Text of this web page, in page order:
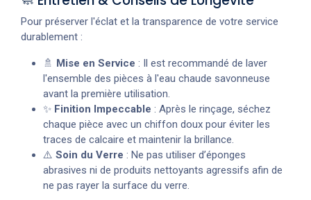
Pour préserver l'éclat et la transparence de votre service
durablement :
🚿 Mise en Service : Il est recommandé de laver
l'ensemble des pièces à l'eau chaude savonneuse
avant la première utilisation.
✨ Finition Impeccable : Après le rinçage, séchez
chaque pièce avec un chiffon doux pour éviter les
traces de calcaire et maintenir la brillance.
⚠️ Soin du Verre : Ne pas utiliser d’éponges
abrasives ni de produits nettoyants agressifs afin de
ne pas rayer la surface du verre.